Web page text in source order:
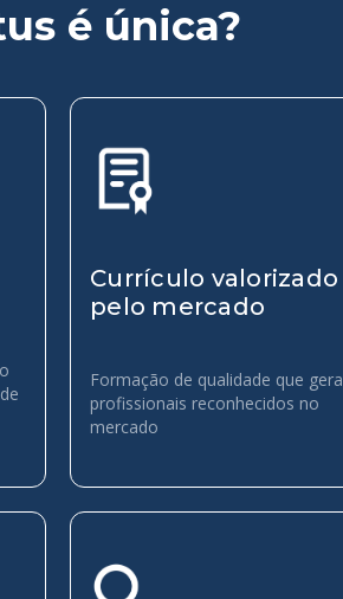
é única?
Currículo valorizado
pelo mercado
Formação de qualidade que gera
profissionais reconhecidos no
mercado